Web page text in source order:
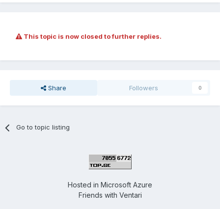
This topic is now closed to further replies.
Share Followers 0
Go to topic listing
Hosted in Microsoft Azure
Friends with Ventari